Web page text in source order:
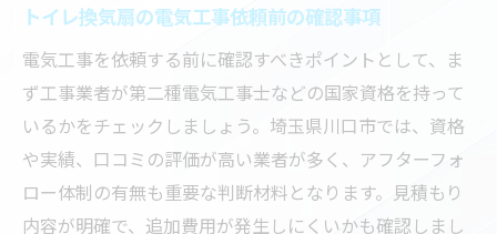
トイレ換気扇の電気工事依頼前の確認事項
電気工事を依頼する前に確認すべきポイントとして、ま
ず工事業者が第二種電気工事士などの国家資格を持って
いるかをチェックしましょう。埼玉県川口市では、資格
や実績、口コミの評価が高い業者が多く、アフターフォ
ロー体制の有無も重要な判断材料となります。見積もり
内容が明確で、追加費用が発生しにくいかも確認しまし